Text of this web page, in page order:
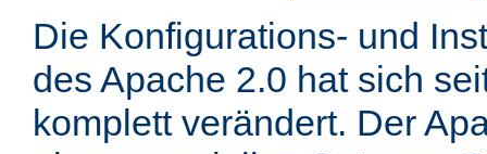
Die Konfigurations- und
des Apache 2.0 hat sich
komplett verändert. Der